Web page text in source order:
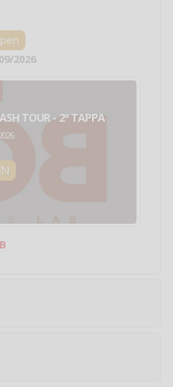
2026
TOUR - 2ª TAPPA